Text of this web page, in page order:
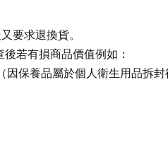
要求退換貨。
後若有損商品價值例如：
保養品屬於個人衛生用品拆